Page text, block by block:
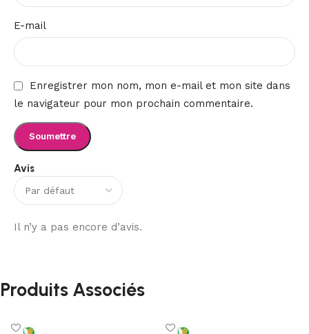
Avis
Il n’y a pas encore d’avis.
E-mail
Enregistrer mon nom, mon e-mail et mon site dans
le navigateur pour mon prochain commentaire.
Produits Associés